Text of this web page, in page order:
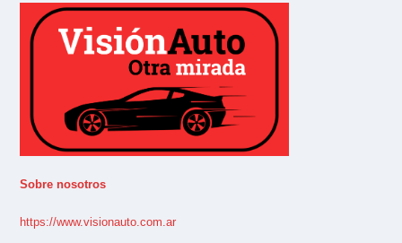
Sobre nosotros
https://www.visionauto.com.ar